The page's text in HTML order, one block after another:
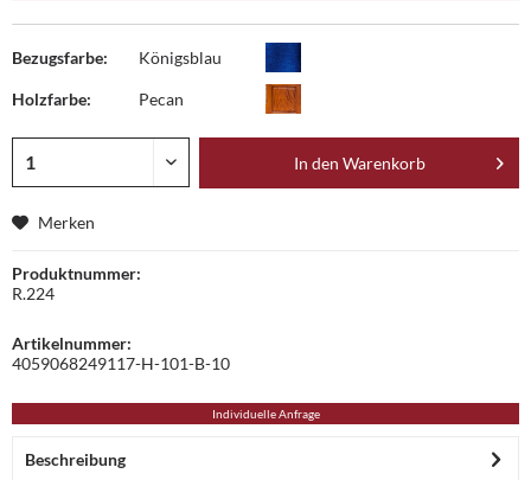
Bezugsfarbe: Königsblau
Holzfarbe: Pecan
In den Warenkorb
Merken
Produktnummer:
R.224
Artikelnummer:
4059068249117-H-101-B-10
Individuelle Anfrage
Beschreibung